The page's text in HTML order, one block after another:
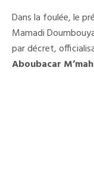
Dans la foulée, le
Mamadi
par décret,
Aboubacar